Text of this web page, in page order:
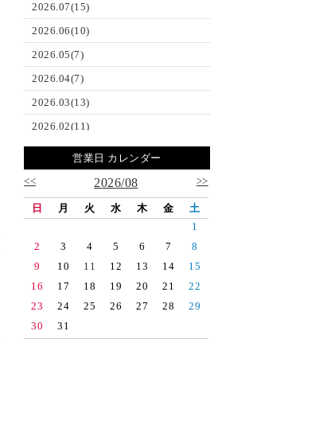
2026.07(15)
2026.06(10)
2026.05(7)
2026.04(7)
2026.03(13)
2026.02(11)
2026.01(9)
2025.11(11)
2025.10(16)
2025.09(15)
2025.08(15)
2025.07(13)
2025.05(14)
営業日 カレンダー
<<
2026/08 >>
日 月 火 水 木 金
土
1
2
3 4 5 6 7
8
9
10 11 12 13 14
15
16
17 18 19 20 21
22
23
24 25 26 27 28
29
30
31